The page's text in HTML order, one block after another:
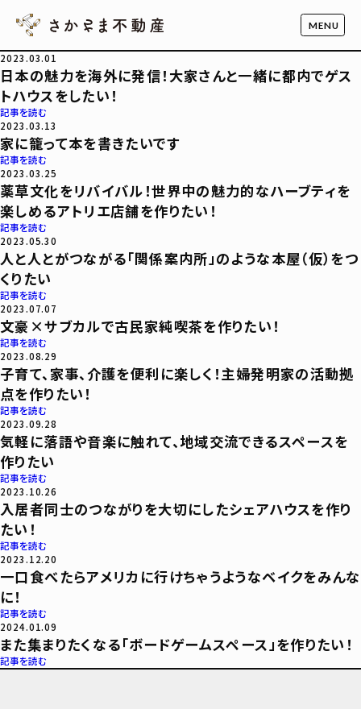
2023.03.01
日本の魅力を海外に発信！大家さんと一緒に都内でゲス
トハウスをしたい！
記事を読む
2023.03.13
家に籠って本を書きたいです
記事を読む
2023.03.25
薬草文化をリバイバル！世界中の魅力的なハーブティを
楽しめるアトリエ店舗を作りたい！
記事を読む
2023.05.30
人と人とがつながる「関係案内所」のような本屋（仮）をつ
くりたい
記事を読む
2023.07.07
文豪×サブカルで古民家純喫茶を作りたい！
記事を読む
2023.08.29
子育て、家事、介護を便利に楽しく！主婦発明家の活動拠
点を作りたい！
記事を読む
2023.09.28
気軽に落語や音楽に触れて、地域交流できるスペースを
作りたい
記事を読む
2023.10.26
入居者同士のつながりを大切にしたシェアハウスを作り
たい！
記事を読む
2023.12.20
一口食べたらアメリカに行けちゃうようなベイクをみんな
に！
記事を読む
2024.01.09
また集まりたくなる「ボードゲームスペース」を作りたい！
記事を読む